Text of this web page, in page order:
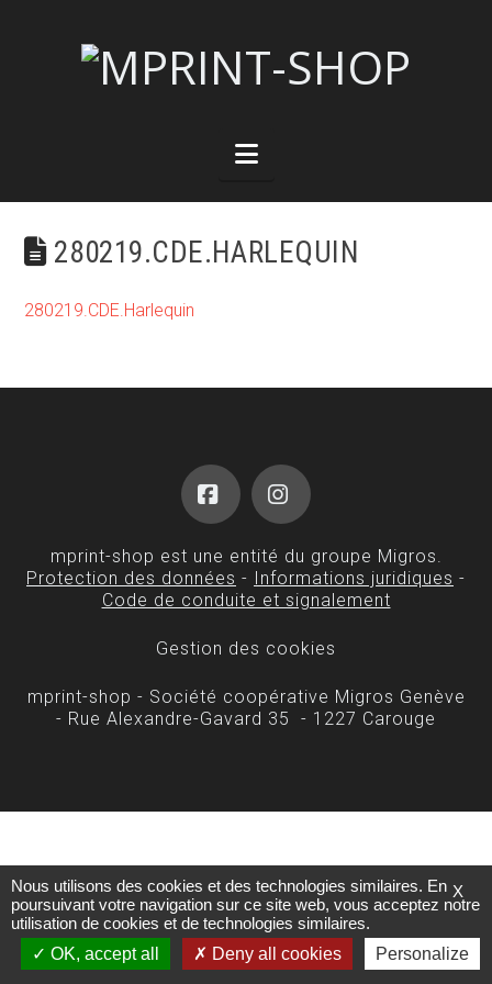
Navigation
280219.CDE.HARLEQUIN
280219.CDE.Harlequin
FacebookInstagram
mprint-shop est une entité du groupe Migros.
Protection des données - Informations juridiques -
Code de conduite et signalement
Gestion des cookies
mprint-shop - Société coopérative Migros Genève
- Rue Alexandre-Gavard 35 - 1227 Carouge
X
Nous utilisons des cookies et des technologies similaires. En
poursuivant votre navigation sur ce site web, vous acceptez notre
utilisation de cookies et de technologies similaires.
OK, accept all
Deny all cookies Personalize